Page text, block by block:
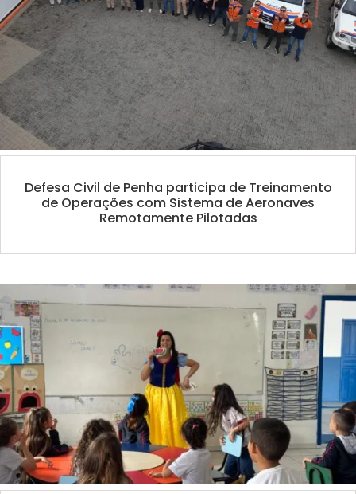
Defesa Civil de Penha participa de Treinamento
de Operações com Sistema de Aeronaves
Remotamente Pilotadas